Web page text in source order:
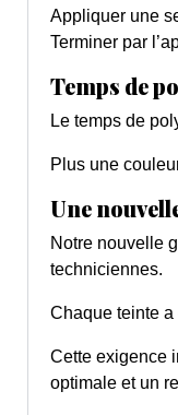
Appliquer une
Terminer par
Temps de
Le temps de
Plus une
Une
Notre nouvelle
techniciennes.
Chaque teinte a
Cette exigence
optimale et un